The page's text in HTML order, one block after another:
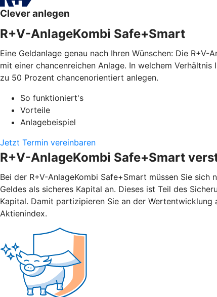
Clever anlegen
R+V-AnlageKombi Safe+Smart
Eine Geldanlage genau nach Ihren Wünschen: Die
mit einer chancenreichen Anlage. In welchem
zu 50 Prozent chancenorientiert anlegen.
So funktioniert's
Vorteile
Anlagebeispiel
Jetzt Termin vereinbaren
R+V-AnlageKombi Safe+Smart
Bei der R+V-AnlageKombi Safe+Smart müssen Sie
Geldes als sicheres Kapital an. Dieses ist Teil des
Kapital. Damit partizipieren Sie an der
Aktienindex.